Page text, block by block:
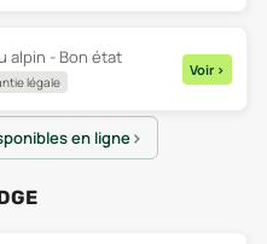
alpin - Bon état
légale
Voir >
en ligne